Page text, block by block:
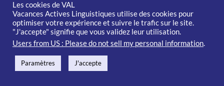
assurément tous les esprits.
Montpellier, avecses musées insolites,
sa vie nocturne, sa créativité,
dynamisme culturel
Les cookies de VAL
Vacances Actives Linguistiques utilise des cookies pour
optimiser votre expérience et suivre le trafic sur le site.
"J'accepte" signifie que vous validez leur utilisation.
Users from US : Please do not sell my personal information.
Paramètres J'accepte